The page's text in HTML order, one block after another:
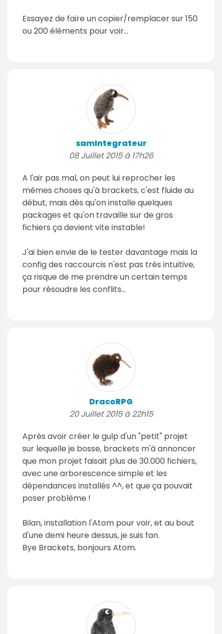
Essayez de faire un copier/remplacer sur 150
ou 200 éléments pour voir...
samIntegrateur
08 Juillet 2015 à 17h26
A l'air pas mal, on peut lui reprocher les
mêmes choses qu'à brackets, c'est fluide au
début, mais dès qu'on installe quelques
packages et qu'on travaille sur de gros
fichiers ça devient vite instable!
J'ai bien envie de le tester davantage mais la
config des raccourcis n'est pas très intuitive,
ça risque de me prendre un certain temps
pour résoudre les conflits...
DracoRPG
20 Juillet 2015 à 22h15
Après avoir créer le gulp d'un "petit" projet
sur lequelle je bosse, brackets m'à annoncer
que mon projet faisait plus de 30.000 fichiers,
avec une arborescence simple et les
dépendances installés ^^, et que ça pouvait
poser problème !
Bilan, installation l'Atom pour voir, et au bout
d'une demi heure dessus, je suis fan.
Bye Brackets, bonjours Atom.